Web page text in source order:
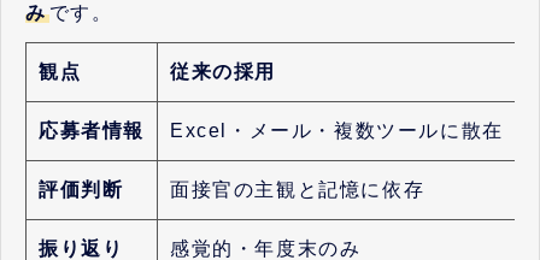
みです。
観点 従来の採用
応募者情報 Excel・メール・複数ツールに散在
評価判断 面接官の主観と記憶に依存
振り返り 感覚的・年度末のみ